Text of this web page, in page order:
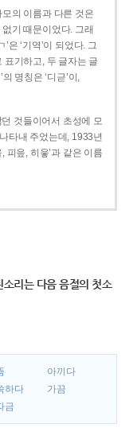
모의 이름과 다른 것은
없기 때문이었다. 그래
’은 ‘기역’이 되었다. 그
표기하고, 두 글자는 글
명칭은 ‘디귿’이,
던 것들이어서 초성에 모
나타내 주었는데, 1933년
피읖, 히읗’과 같은 이름
리는 다음 음절의 첫소
아끼다
하다
가끔
금